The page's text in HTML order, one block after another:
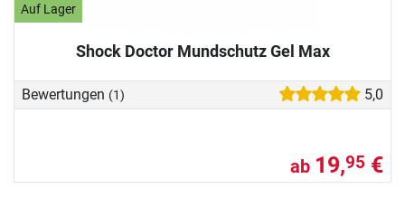
Auf Lager
Shock Doctor Mundschutz Gel Max
Bewertungen (1) 5,0
ab 19,95 €